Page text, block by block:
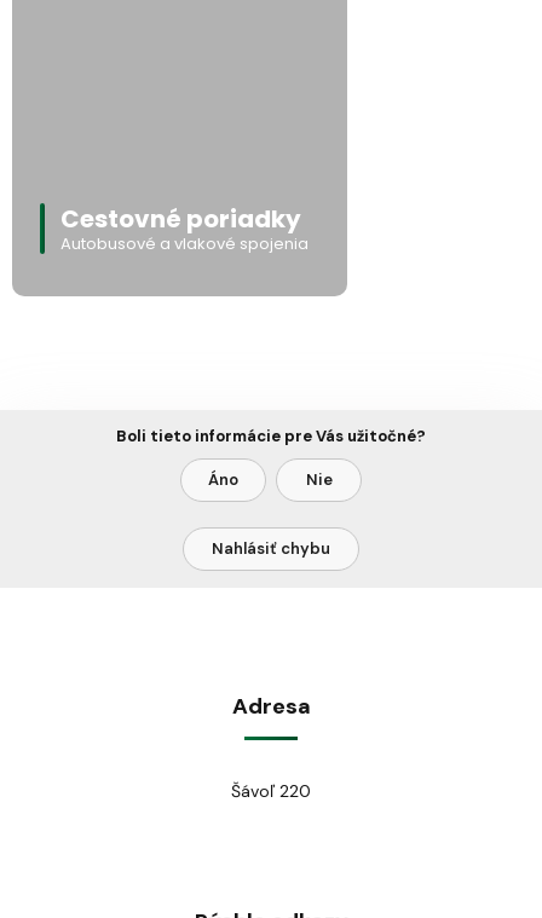
Cestovné poriadky
Autobusové a vlakové spojenia
Boli tieto informácie pre Vás užitočné?
Áno Nie
Nahlásiť chybu
Adresa
Šávoľ 220